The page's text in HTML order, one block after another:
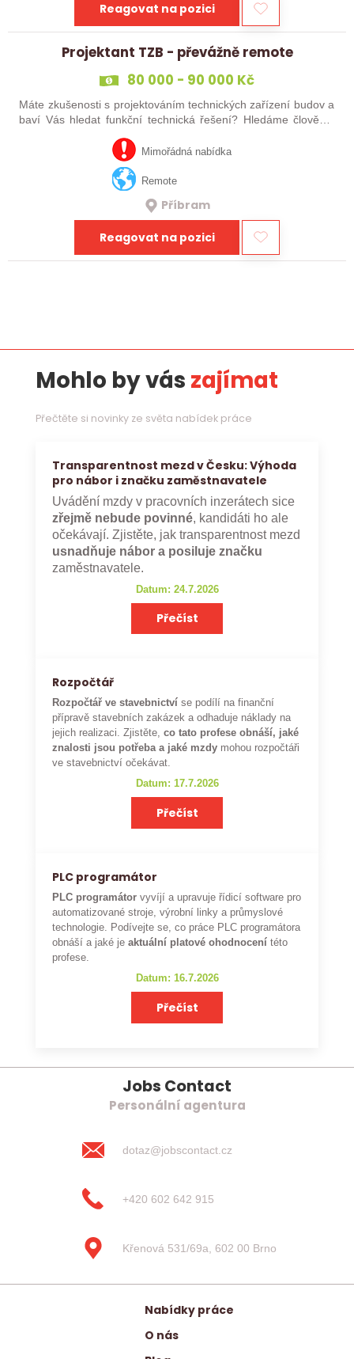
Reagovat na pozici
Projektant TZB - převážně remote
80 000 - 90 000 Kč
Máte zkušenosti s projektováním technických zařízení budov a
baví Vás hledat funkční technická řešení? Hledáme člověka,
Mimořádná nabídka
Remote
Příbram
Reagovat na pozici
Mohlo by vás zajímat
Přečtěte si novinky ze světa nabídek práce
Transparentnost mezd v Česku: Výhoda
pro nábor i značku zaměstnavatele
Uvádění mzdy v pracovních inzerátech sice
zřejmě nebude povinné, kandidáti ho ale
očekávají. Zjistěte, jak transparentnost mezd
usnadňuje nábor a posiluje značku
zaměstnavatele.
Datum: 24.7.2026
Přečíst
Rozpočtář
Rozpočtář ve stavebnictví se podílí na finanční
přípravě stavebních zakázek a odhaduje náklady na
jejich realizaci. Zjistěte,co tato profese obnáší, jaké
znalosti jsou potřeba a jaké mzdy mohou rozpočtáři
ve stavebnictví očekávat.
Datum: 17.7.2026
Přečíst
PLC programátor
PLC programátor vyvíjí a upravuje řídicí software pro
automatizované stroje, výrobní linky a průmyslové
technologie. Podívejte se, co práce PLC programátora
obnáší a jaké je aktuální platové ohodnocení této
profese.
Datum: 16.7.2026
Přečíst
Jobs Contact
Personální agentura
dotaz@jobscontact.cz
+420 602 642 915
Křenová 531/69a, 602 00 Brno
Nabídky práce
O nás